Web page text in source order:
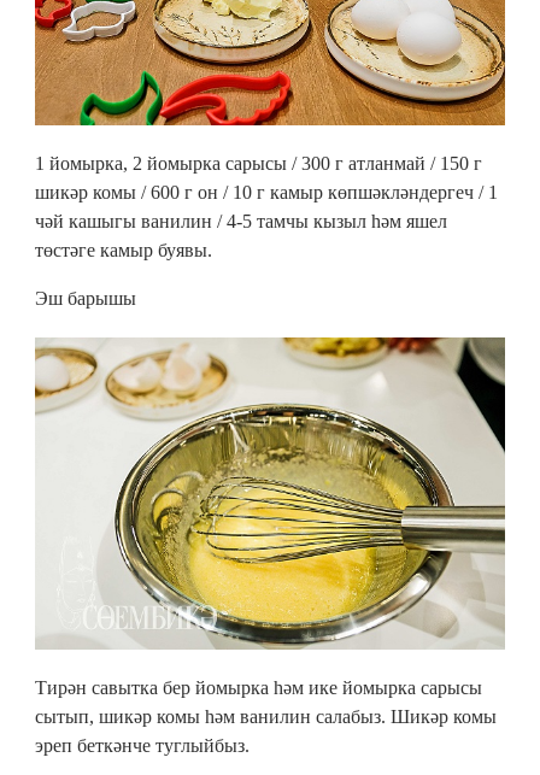
1 йомырка, 2 йомырка сарысы / 300 г атланмай / 150 г
шикәр комы / 600 г он / 10 г камыр көпшәкләндергеч / 1
чәй кашыгы ванилин / 4-5 тамчы кызыл һәм яшел
төстәге камыр буявы.
Эш барышы
Тирән савытка бер йомырка һәм ике йомырка сарысы
сытып, шикәр комы һәм ванилин салабыз. Шикәр комы
эреп беткәнче туглыйбыз.